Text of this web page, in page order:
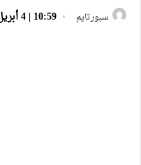
سبورتايم 10:59 | 4 أبريل، 2019